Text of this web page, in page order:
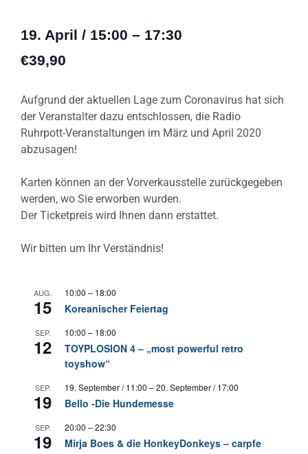
19. April / 15:00 – 17:30
€39,90
Aufgrund der aktuellen Lage zum Coronavirus hat sich
der Veranstalter dazu entschlossen, die Radio
Ruhrpott-Veranstaltungen im März und April 2020
abzusagen!
Karten können an der Vorverkausstelle zurückgegeben
werden, wo Sie erworben wurden.
Der Ticketpreis wird Ihnen dann erstattet.
Wir bitten um Ihr Verständnis!
AUG.
15
10:00 – 18:00
Koreanischer Feiertag
SEP.
12
10:00 – 18:00
TOYPLOSION 4 – „most powerful retro
toyshow“
SEP.
19
19. September / 11:00 –20. September / 17:00
Bello -Die Hundemesse
SEP.
19
20:00 –22:30
Mirja Boes & die HonkeyDonkeys – carpfe